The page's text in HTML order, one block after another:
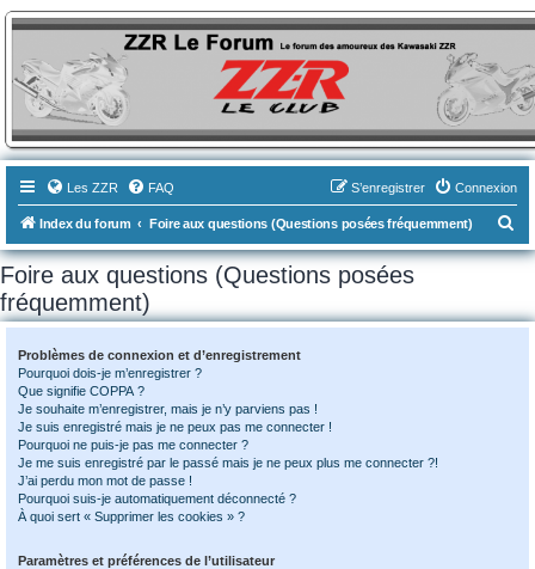
ZZR-Leclub le Forum
Le forum des amoureux des Kawasaki ZZR
Les ZZR FAQ Connexion
S’enregistrer
Index du forum Foire aux questions (Questions posées fréquemment)
e
Foire aux questions (Questions posées
fréquemment)
Problèmes de connexion et d’enregistrement
Pourquoi dois-je m’enregistrer ?
Que signifie COPPA ?
Je souhaite m’enregistrer, mais je n’y parviens pas !
Je suis enregistré mais je ne peux pas me connecter !
Pourquoi ne puis-je pas me connecter ?
Je me suis enregistré par le passé mais je ne peux plus me connecter ?!
J’ai perdu mon mot de passe !
Pourquoi suis-je automatiquement déconnecté ?
À quoi sert « Supprimer les cookies » ?
Paramètres et préférences de l’utilisateur